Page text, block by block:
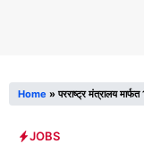
Home »परराष्ट्र मंत्रालय
JOBS